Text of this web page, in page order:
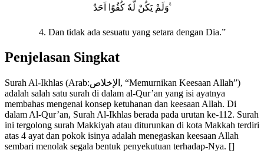
وَلَمْ يَكُنْ لَّهٗ كُفُوًا اَحَدٌ ࣖ
4. Dan tidak ada sesuatu yang setara dengan Dia.”
Penjelasan Singkat
Surah Al-Ikhlas (Arab:الإخلاص, “Memurnikan Keesaan Allah”)
adalah salah satu surah di dalam al-Qur’an yang isi ayatnya
membahas mengenai konsep ketuhanan dan keesaan Allah. Di
dalam Al-Qur’an, Surah Al-Ikhlas berada pada urutan ke-112. Surah
ini tergolong surah Makkiyah atau diturunkan di kota Makkah terdiri
atas 4 ayat dan pokok isinya adalah menegaskan keesaan Allah
sembari menolak segala bentuk penyekutuan terhadap-Nya. []